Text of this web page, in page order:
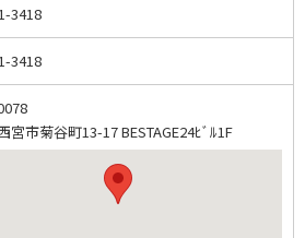
3418
3418
宮市菊谷町13-17 BESTAGE24ﾋﾞﾙ1F